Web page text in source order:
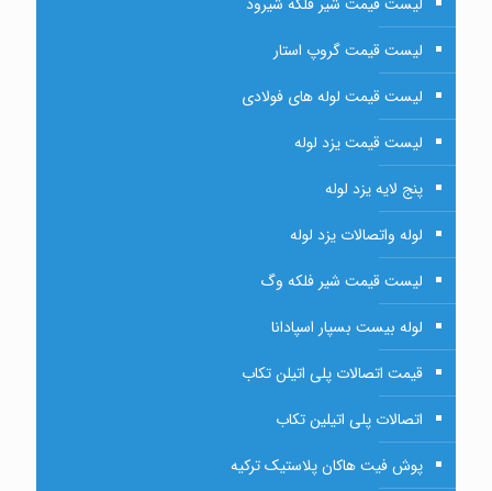
لیست قیمت گروپ استار
لیست قیمت لوله های فولادی
لیست قیمت یزد لوله
پنج لایه یزد لوله
لوله واتصالات یزد لوله
لیست قیمت شیر فلکه وگ
لوله بیست بسپار اسپادانا
قیمت اتصالات پلی اتیلن تکاب
اتصالات پلی اتیلین تکاب
پوش فیت هاکان پلاستیک ترکیه